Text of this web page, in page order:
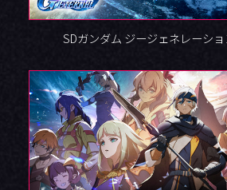
SDガンダム ジージェネレーシ